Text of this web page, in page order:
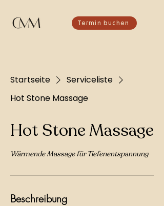
Termin buchen
Startseite
Serviceliste
Hot Stone Massage
Hot Stone Massage
Wärmende Massage für Tiefenentspannung
Beschreibung